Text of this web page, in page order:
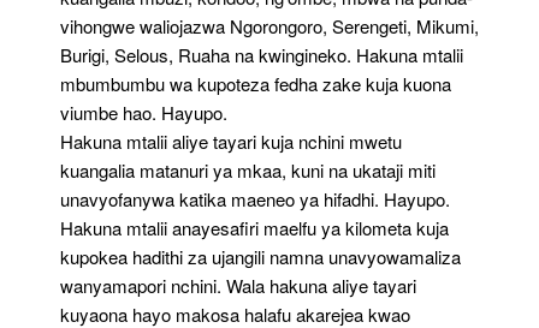
vihongwe waliojazwa Ngorongoro, Serengeti, Mikumi,
Burigi, Selous, Ruaha na kwingineko. Hakuna mtalii
mbumbumbu wa kupoteza fedha zake kuja kuona
viumbe hao. Hayupo.
Hakuna mtalii aliye tayari kuja nchini mwetu
kuangalia matanuri ya mkaa, kuni na ukataji miti
unavyofanywa katika maeneo ya hifadhi. Hayupo.
Hakuna mtalii anayesafiri maelfu ya kilometa kuja
kupokea hadithi za ujangili namna unavyowamaliza
wanyamapori nchini. Wala hakuna aliye tayari
kuyaona hayo makosa halafu akarejea kwao